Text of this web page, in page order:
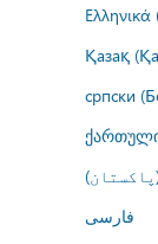
Қазақ
српски
فارسى